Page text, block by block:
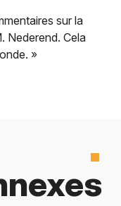
sur la
Nederend. Cela
»